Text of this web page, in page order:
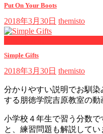
Put On Your Boots
2018年3月30日 themisto
Simple Gifts
2018年3月30日 themisto
分かりやすい説明でお馴
する朋徳学院吉原教室の動
小学校４年生で習う分数
と、練習問題も解説してい